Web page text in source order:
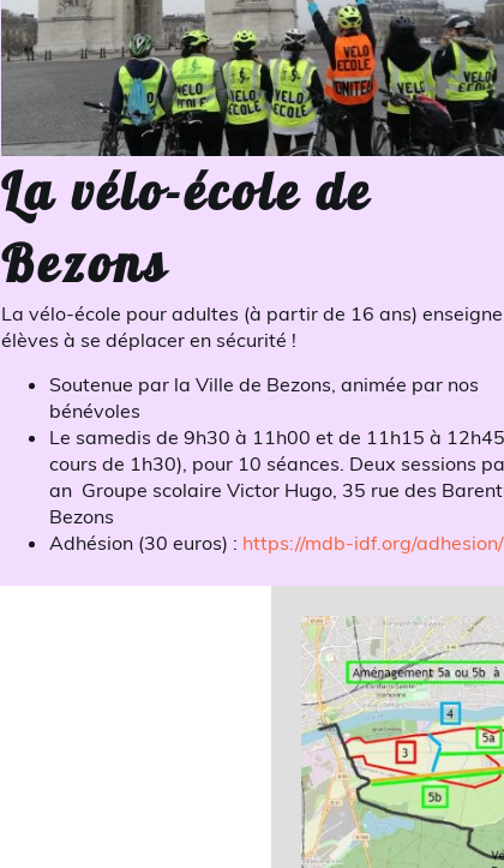
La vélo-école de
Bezons
La vélo-école pour adultes (à partir de 16 ans)
élèves à se déplacer en sécurité !
Soutenue par la Ville de Bezons, animée par nos
bénévoles
Le samedis de 9h30 à 11h00 et de 11h15 à
cours de 1h30), pour 10 séances. Deux sessions
an Groupe scolaire Victor Hugo, 35 rue des
Bezons
Adhésion (30 euros) : https://mdb-idf.org/adhesion/